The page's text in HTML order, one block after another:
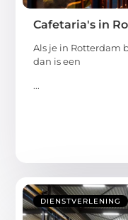
Cafetaria's in
Als je in Rotterdam
dan is een
...
DIENSTVERLENING